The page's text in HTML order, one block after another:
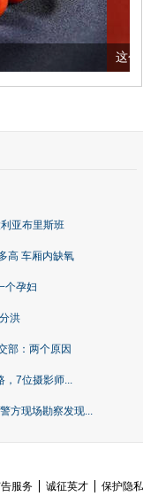
这个3.2米的长卷，还原
亚布里斯班
高 车厢内缺氧
个孕妇
洪
部：两个原因
，7位摄影师...
方现场勘察发现...
服务 诚征英才
保护隐